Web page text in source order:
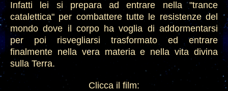
Infatti lei si prepara ad entrare nella "trance
catalettica" per combattere tutte le resistenze del
mondo dove il corpo ha voglia di addormentarsi
per poi risvegliarsi trasformato ed entrare
finalmente nella vera materia e nella vita divina
sulla Terra.
Clicca il film: